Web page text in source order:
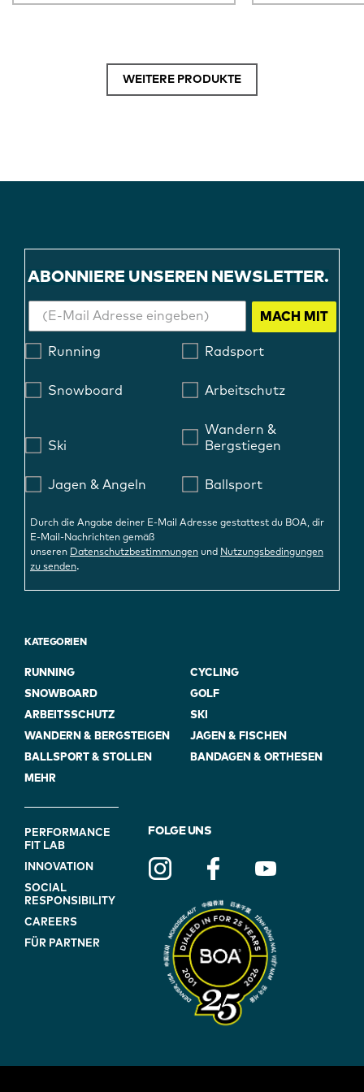
WEITERE PRODUKTE
ABONNIERE UNSEREN NEWSLETTER.
MACH MIT
Running Radsport
Snowboard Arbeitschutz
Ski
Wandern &
Bergstiegen
Jagen & Angeln Ballsport
Durch die Angabe deiner E-Mail Adresse gestattest du BOA, dir
E-Mail-Nachrichten gemäß
unseren Datenschutzbestimmungen und Nutzungsbedingungen
zu senden.
KATEGORIEN
RUNNING
CYCLING
SNOWBOARD
GOLF
ARBEITSSCHUTZ
SKI
WANDERN & BERGSTEIGEN
JAGEN & FISCHEN
BALLSPORT & STOLLEN
BANDAGEN & ORTHESEN
MEHR
FOOTER
NAVIGATION
(ON
BLUE)
PERFORMANCE
FIT LAB
INNOVATION
SOCIAL
RESPONSIBILITY
CAREERS
FÜR PARTNER
FOLGE UNS